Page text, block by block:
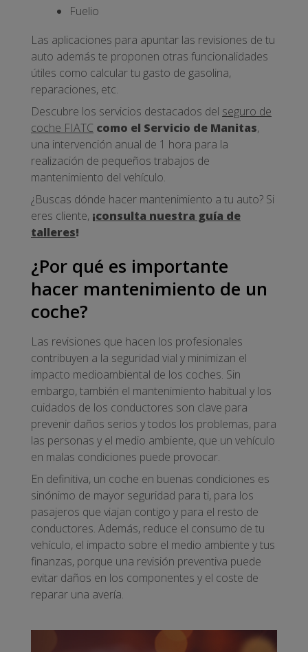
Fuelio
Las aplicaciones para apuntar las revisiones de tu
auto además te proponen otras funcionalidades
útiles como calcular tu gasto de gasolina,
reparaciones, etc.
Descubre los servicios destacados del seguro de
coche FIATC como el Servicio de Manitas,
una intervención anual de 1 hora para la
realización de pequeños trabajos de
mantenimiento del vehículo.
¿Buscas dónde hacer mantenimiento a tu auto? Si
eres cliente, ¡consulta nuestra guía de
talleres!
¿Por qué es importante
hacer mantenimiento de un
coche?
Las revisiones que hacen los profesionales
contribuyen a la seguridad vial y minimizan el
impacto medioambiental de los coches. Sin
embargo, también el mantenimiento habitual y los
cuidados de los conductores son clave para
prevenir daños serios y todos los problemas, para
las personas y el medio ambiente, que un vehículo
en malas condiciones puede provocar.
En definitiva, un coche en buenas condiciones es
sinónimo de mayor seguridad para ti, para los
pasajeros que viajan contigo y para el resto de
conductores. Además, reduce el consumo de tu
vehículo, el impacto sobre el medio ambiente y tus
finanzas, porque una revisión preventiva puede
evitar daños en los componentes y el coste de
reparar una avería.